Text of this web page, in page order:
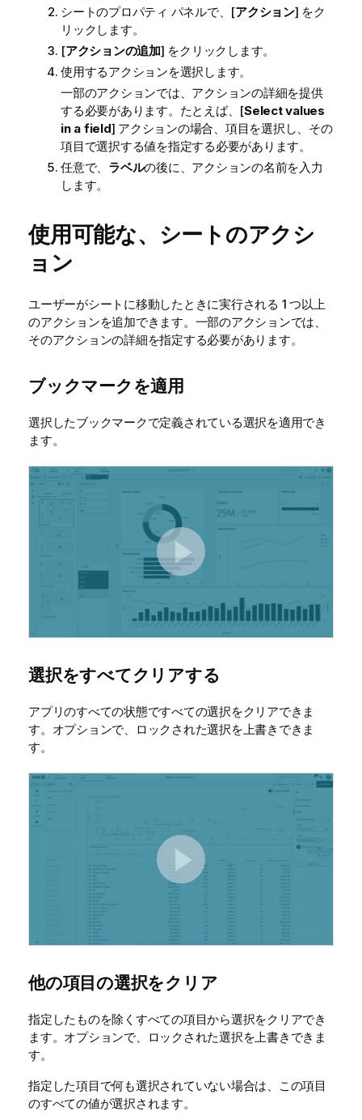
シートのプロパティ パネルで、[アクション] をク
リックします。
[アクションの追加] をクリックします。
使用するアクションを選択します。
一部のアクションでは、アクションの詳細を提供
する必要があります。たとえば、[Select values
in a field] アクションの場合、項目を選択し、その
項目で選択する値を指定する必要があります。
任意で、 ラベルの後に、アクションの名前を入力
します。
使用可能な、シートのアクシ
ョン
ユーザーがシートに移動したときに実行される 1 つ以上
のアクションを追加できます。一部のアクションでは、
そのアクションの詳細を指定する必要があります。
ブックマークを適用
選択したブックマークで定義されている選択を適用でき
ます。
選択をすべてクリアする
アプリのすべての状態ですべての選択をクリアできま
す。オプションで、ロックされた選択を上書きできま
す。
他の項目の選択をクリア
指定したものを除くすべての項目から選択をクリアでき
ます。オプションで、ロックされた選択を上書きできま
す。
指定した項目で何も選択されていない場合は、この項目
のすべての値が選択されます。